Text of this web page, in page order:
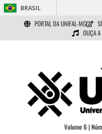
BRASIL
PORTAL DA UNIFAL-MG
OUÇA
Volume 6 |